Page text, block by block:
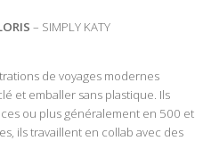
– SIMPLY KATY
de voyages modernes
et emballer sans plastique. Ils
ou plus généralement en 500 et
ils travaillent en collab avec des